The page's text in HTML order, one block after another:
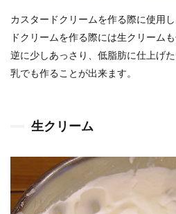
カスタードクリームを作る際に使用
ドクリームを作る際には生クリーム
逆に少しあっさり、低脂肪に仕上げ
乳でも作ることが出来ます。
生クリーム